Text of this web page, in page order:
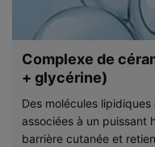
Complexe de
+ glycérine)
Des molécules
associées à un puissant
barrière cutanée et